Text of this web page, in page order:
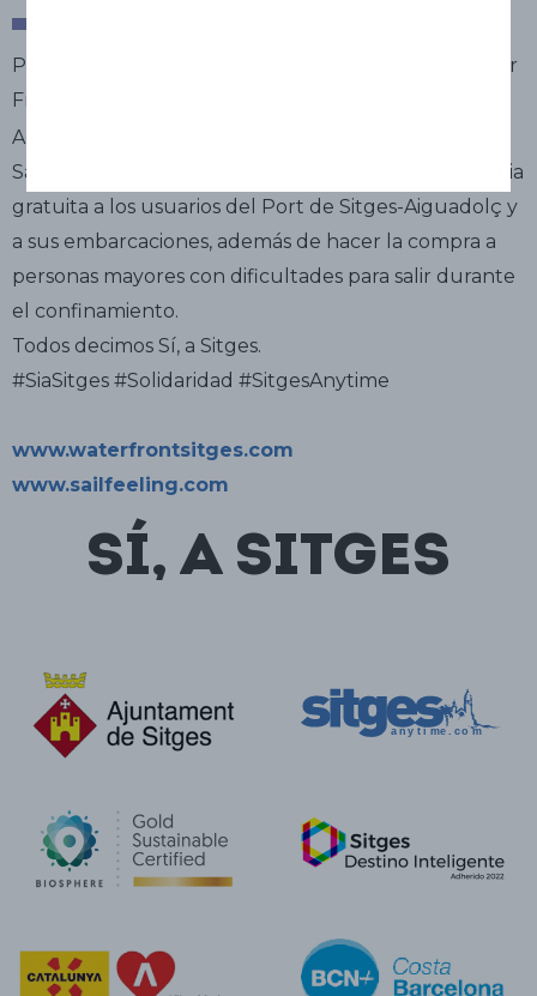
Patrón de barcos y propietario de Sailfeeling y Water
Front Sitges
Antonio Ferrer, patrón de barcos y propietario de
Sailfeeling y Water Front Sitges, ha ofrecido asistencia
gratuita a los usuarios del Port de Sitges-Aiguadolç y
a sus embarcaciones, además de hacer la compra a
personas mayores con dificultades para salir durante
el confinamiento.
Todos decimos Sí, a Sitges.
#SiaSitges #Solidaridad #SitgesAnytime
www.waterfrontsitges.com
www.sailfeeling.com
SÍ, A SITGES